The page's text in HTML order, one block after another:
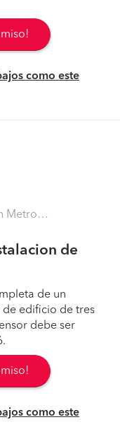
como este
- Melipilla)
de
de un
edificio de tres
debe ser
como este